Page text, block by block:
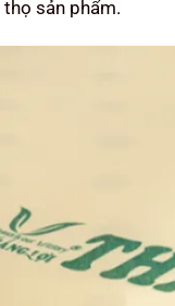
sản phẩm.